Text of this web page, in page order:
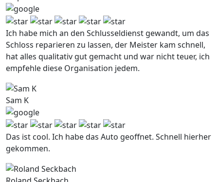
Ich habe mich an den Schlusseldienst gewandt, um das
Schloss reparieren zu lassen, der Meister kam schnell,
hat alles qualitativ gut gemacht und war nicht teuer, ich
empfehle diese Organisation jedem.
Sam K
Das ist cool. Ich habe das Auto geoffnet. Schnell hierher
gekommen.